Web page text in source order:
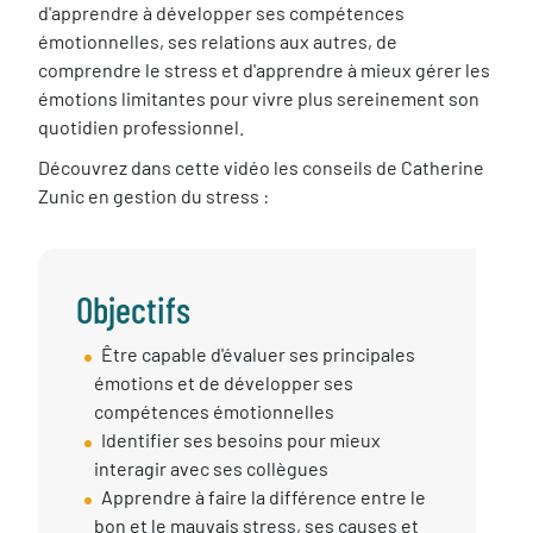
d'apprendre à développer ses compétences
émotionnelles, ses relations aux autres, de
comprendre le stress et d'apprendre à mieux gérer les
émotions limitantes pour vivre plus sereinement son
quotidien professionnel.
Découvrez dans cette vidéo les conseils de Catherine
Zunic en gestion du stress :
Objectifs
Objectif
session
Être capable d'évaluer ses principales
émotions et de développer ses
compétences émotionnelles
Identifier ses besoins pour mieux
interagir avec ses collègues
Apprendre à faire la différence entre le
bon et le mauvais stress, ses causes et